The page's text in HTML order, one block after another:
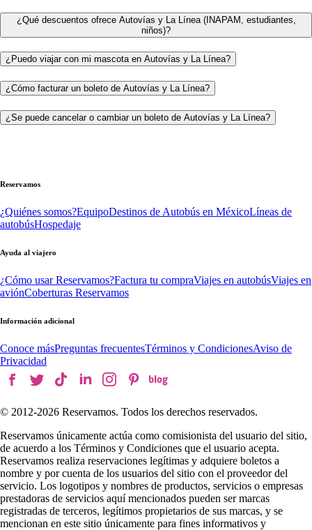
¿Qué descuentos ofrece Autovías y La Línea (INAPAM, estudiantes,
niños)?
¿Puedo viajar con mi mascota en Autovías y La Línea?
¿Cómo facturar un boleto de Autovías y La Línea?
¿Se puede cancelar o cambiar un boleto de Autovías y La Línea?
Reservamos
¿Quiénes somos?EquipoDestinos de Autobús en MéxicoLíneas de
autobúsHospedaje
Ayuda al viajero
¿Cómo usar Reservamos?Factura tu compraViajes en autobúsViajes en
aviónCoberturas Reservamos
Información adicional
Conoce másPreguntas frecuentesTérminos y CondicionesAviso de
Privacidad
© 2012-2026 Reservamos. Todos los derechos reservados.
Reservamos únicamente actúa como comisionista del usuario del sitio,
de acuerdo a los Términos y Condiciones que el usuario acepta.
Reservamos realiza reservaciones legítimas y adquiere boletos a
nombre y por cuenta de los usuarios del sitio con el proveedor del
servicio. Los logotipos y nombres de productos, servicios o empresas
prestadoras de servicios aquí mencionados pueden ser marcas
registradas de terceros, legítimos propietarios de sus marcas, y se
mencionan en este sitio únicamente para fines informativos y